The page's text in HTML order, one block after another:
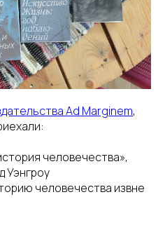
Ad Marginem,
человечества»,
Уэнгроу
человечества извне